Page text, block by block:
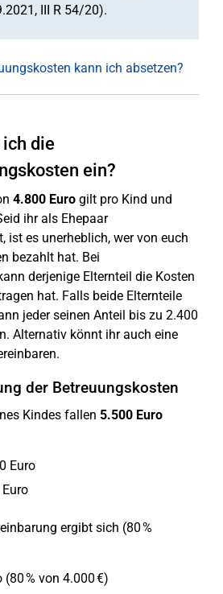
III R 54/20).
kann ich absetzen?
die
ein?
4.800 Euro gilt pro Kind und
ihr als Ehepaar
ist es unerheblich, wer von euch
bezahlt hat. Bei
derjenige Elternteil die Kosten
hat. Falls beide Elternteile
jeder seinen Anteil bis zu 2.400
Alternativ könnt ihr auch eine
der Betreuungskosten
Kindes fallen 5.500 Euro
Euro
ergibt sich (80 %
% von 4.000 €)